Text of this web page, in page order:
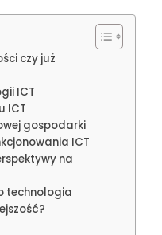
czy już
ICT
ICT
gospodarki
ICT
na
technologia